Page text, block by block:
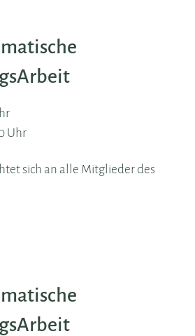
Uhr
sich an alle Mitglieder des